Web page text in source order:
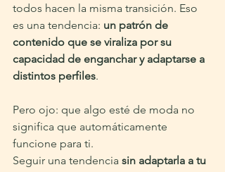
todos hacen la misma transición. Eso
es una tendencia: un patrón de
contenido que se viraliza por su
capacidad de enganchar y adaptarse a
distintos perfiles.
Pero ojo: que algo esté de moda no
significa que automáticamente
funcione para ti.
Seguir una tendencia sin adaptarla a tu